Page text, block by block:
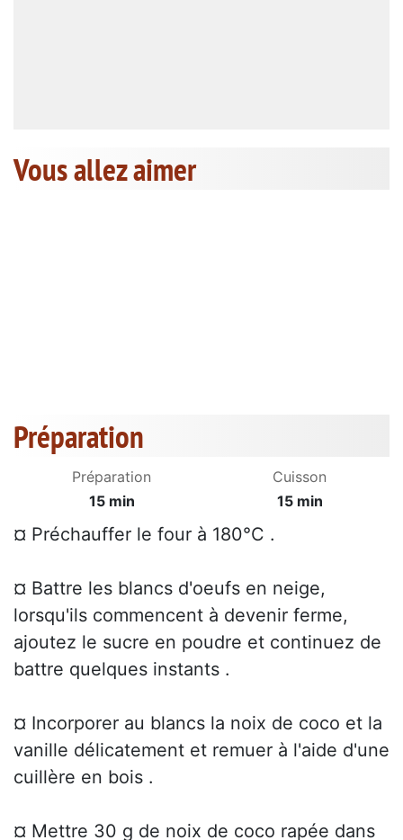
Vous allez aimer
Préparation
Préparation
15 min
Cuisson
15 min
¤ Préchauffer le four à 180°C .
¤ Battre les blancs d'oeufs en neige,
lorsqu'ils commencent à devenir ferme,
ajoutez le sucre en poudre et continuez de
battre quelques instants .
¤ Incorporer au blancs la noix de coco et la
vanille délicatement et remuer à l'aide d'une
cuillère en bois .
¤ Mettre 30 g de noix de coco rapée dans